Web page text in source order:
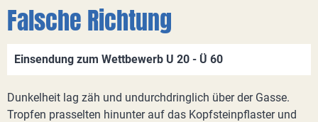
Falsche Richtung
Einsendung zum Wettbewerb U 20 - Ü 60
Dunkelheit lag zäh und undurchdringlich über der Gasse.
Tropfen prasselten hinunter auf das Kopfsteinpflaster und